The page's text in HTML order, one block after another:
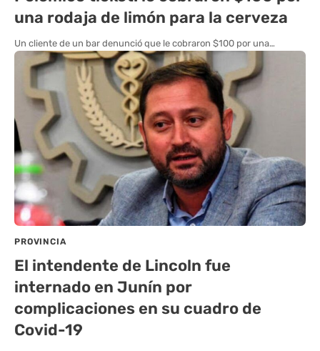
una rodaja de limón para la cerveza
Un cliente de un bar denunció que le cobraron $100 por una…
PROVINCIA
El intendente de Lincoln fue
internado en Junín por
complicaciones en su cuadro de
Covid-19